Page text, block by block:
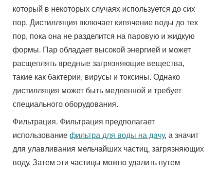
который в некоторых случаях используется до сих
пор. Дистилляция включает кипячение воды до тех
пор, пока она не разделится на паровую и жидкую
формы. Пар обладает высокой энергией и может
расщеплять вредные загрязняющие вещества,
такие как бактерии, вирусы и токсины. Однако
дистилляция может быть медленной и требует
специального оборудования.
Фильтрация. Фильтрация предполагает
использованиефильтра для воды на дачу, а значит
для улавливания мельчайших частиц, загрязняющих
воду. Затем эти частицы можно удалить путем